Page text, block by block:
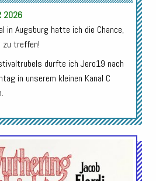
2026
in Augsburg hatte ich die Chance,
zu treffen!
durfte ich Jero19 nach
in unserem kleinen Kanal C
Audio-
Player